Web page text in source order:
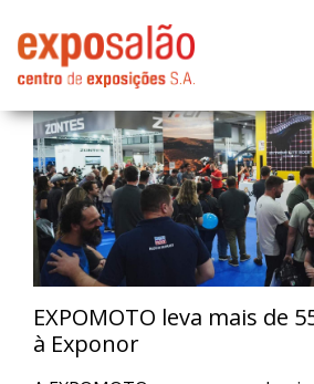
EXPOMOTO leva mais de
à Exponor